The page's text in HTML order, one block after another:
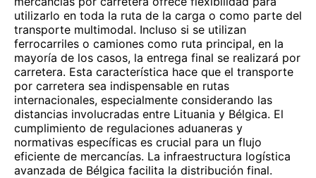
utilizarlo en toda la ruta de la carga o como parte del
transporte multimodal. Incluso si se utilizan
ferrocarriles o camiones como ruta principal, en la
mayoría de los casos, la entrega final se realizará por
carretera. Esta característica hace que el transporte
por carretera sea indispensable en rutas
internacionales, especialmente considerando las
distancias involucradas entre Lituania y Bélgica. El
cumplimiento de regulaciones aduaneras y
normativas específicas es crucial para un flujo
eficiente de mercancías. La infraestructura logística
avanzada de Bélgica facilita la distribución final.